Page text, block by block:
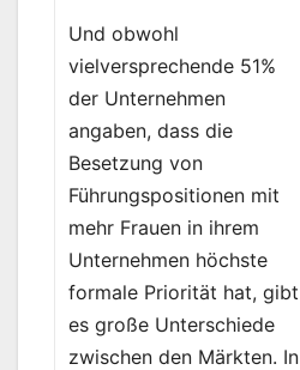
Und obwohl
vielversprechende 51%
der Unternehmen
angaben, dass die
Besetzung von
Führungspositionen mit
mehr Frauen in ihrem
Unternehmen höchste
formale Priorität hat, gibt
es große Unterschiede
zwischen den Märkten. In